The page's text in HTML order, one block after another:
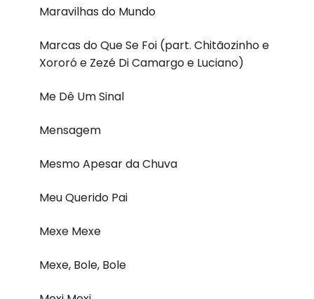
Maravilhas do Mundo
Marcas do Que Se Foi (part. Chitãozinho e
Xororó e Zezé Di Camargo e Luciano)
Me Dê Um Sinal
Mensagem
Mesmo Apesar da Chuva
Meu Querido Pai
Mexe Mexe
Mexe, Bole, Bole